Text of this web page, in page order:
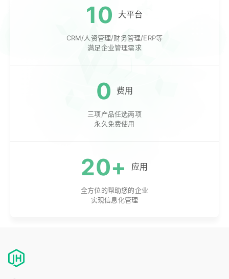
10 大平台
CRM/人资管理/财务管理/ERP等
满足企业管理需求
0 费用
三项产品任选两项
永久免费使用
20+ 应用
全方位的帮助您的企业
实现信息化管理